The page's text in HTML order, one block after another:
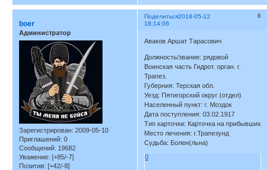
Поделиться 8
2018-05-12
18:14:06
boer
Администратор
Зарегистрирован: 2009-05-10
Приглашений: 0
Сообщений: 19682
Уважение: [+85/-7]
Позитив: [+42/-8]
Аваков Аршат Тарасович
Должность/звание: рядовой
Воинская часть Гидрот. орган. г.
Трапез.
Губерния: Терская обл.
Уезд: Пятигорский округ (отдел)
Населенный пункт: г. Моздок
Дата поступления: 03.02.1917
Тип карточки: Карточка на прибывших
Место лечения: г.Трапезунд
Судьба: Болен(льна)
0